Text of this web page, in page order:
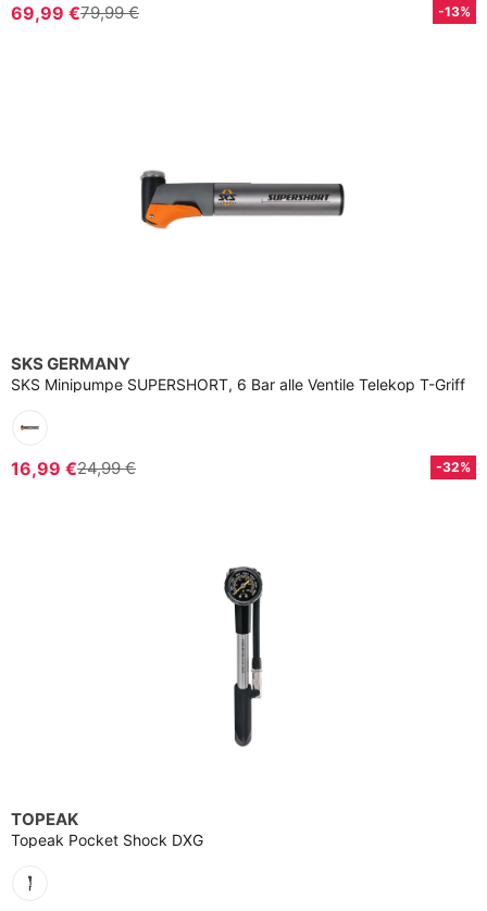
69,99 €79,99 € -13%
SKS GERMANY
SKS Minipumpe SUPERSHORT, 6 Bar alle Ventile Telekop T-Griff
16,99 €24,99 € -32%
TOPEAK
Topeak Pocket Shock DXG